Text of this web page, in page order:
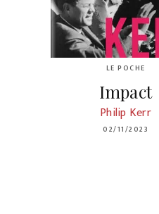
LE POCHE
Impact
Philip Kerr
02/11/2023